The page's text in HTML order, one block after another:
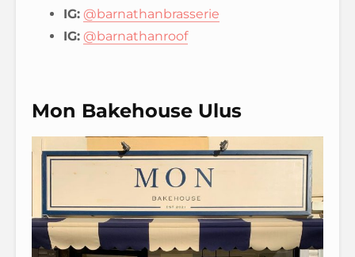
IG: @barnathanbrasserie
IG: @barnathanroof
Mon Bakehouse Ulus